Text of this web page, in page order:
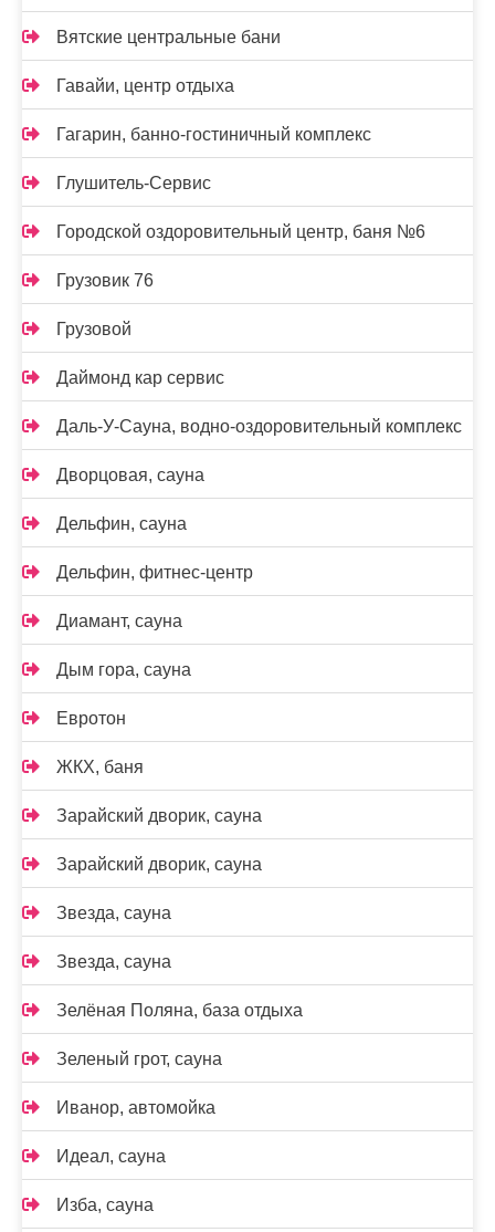
Вятские центральные бани
Гавайи, центр отдыха
Гагарин, банно-гостиничный комплекс
Глушитель-Сервис
Городской оздоровительный центр, баня №6
Грузовик 76
Грузовой
Даймонд кар сервис
Даль-У-Сауна, водно-оздоровительный комплекс
Дворцовая, сауна
Дельфин, сауна
Дельфин, фитнес-центр
Диамант, сауна
Дым гора, сауна
Евротон
ЖКХ, баня
Зарайский дворик, сауна
Зарайский дворик, сауна
Звезда, сауна
Звезда, сауна
Зелёная Поляна, база отдыха
Зеленый грот, сауна
Иванор, автомойка
Идеал, сауна
Изба, сауна